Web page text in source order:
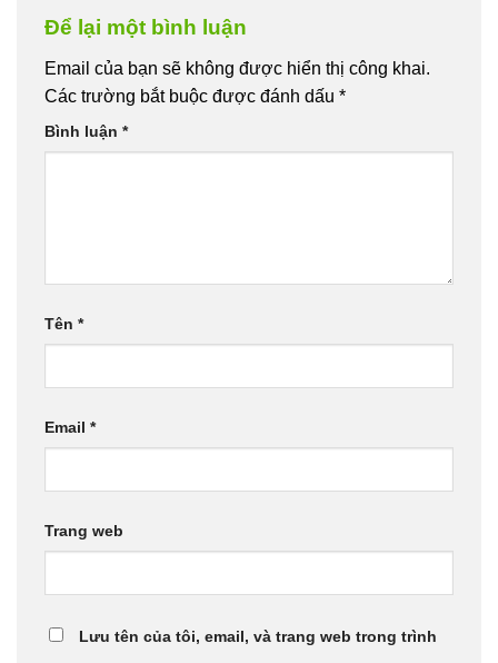
Để lại một bình luận
Email của bạn sẽ không được hiển thị công khai.
Các trường bắt buộc được đánh dấu *
Bình luận *
Tên *
Email *
Trang web
Lưu tên của tôi, email, và trang web trong trình